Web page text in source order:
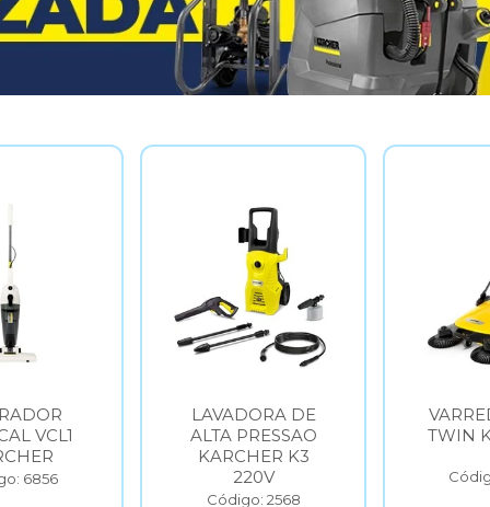
LAVADORA DE
ALTA PRESSAO
KARCHER K3
220V
Código: 2568
TWIN
Código: